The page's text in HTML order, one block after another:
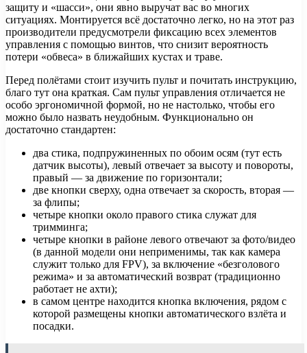
защиту и «шасси», они явно выручат вас во многих
ситуациях. Монтируется всё достаточно легко, но на этот раз
производители предусмотрели фиксацию всех элементов
управления с помощью винтов, что снизит вероятность
потери «обвеса» в ближайших кустах и траве.
Перед полётами стоит изучить пульт и почитать инструкцию,
благо тут она краткая. Сам пульт управления отличается не
особо эргономичной формой, но не настолько, чтобы его
можно было назвать неудобным. Функционально он
достаточно стандартен:
два стика, подпружиненных по обоим осям (тут есть
датчик высоты), левый отвечает за высоту и повороты,
правый — за движение по горизонтали;
две кнопки сверху, одна отвечает за скорость, вторая —
за флипы;
четыре кнопки около правого стика служат для
тримминга;
четыре кнопки в районе левого отвечают за фото/видео
(в данной модели они неприменимы, так как камера
служит только для FPV), за включение «безголового
режима» и за автоматический возврат (традиционно
работает не ахти);
в самом центре находится кнопка включения, рядом с
которой размещены кнопки автоматического взлёта и
посадки.